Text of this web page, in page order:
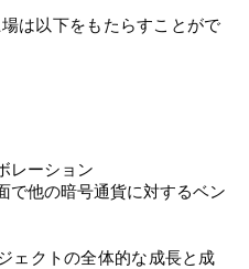
は以下をもたらすことがで
レーション
で他の暗号通貨に対するベン
ェクトの全体的な成長と成